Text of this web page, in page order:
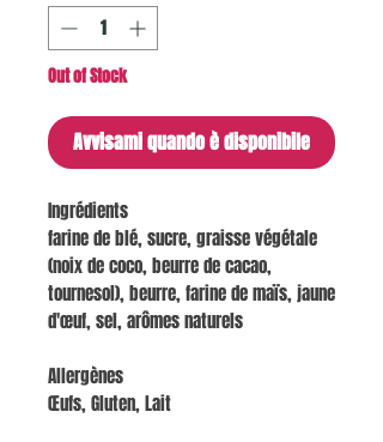
Out of Stock
Avvisami quando è disponibile
Ingrédients
farine de blé, sucre, graisse végétale
(noix de coco, beurre de cacao,
tournesol), beurre, farine de maïs, jaune
d'œuf, sel, arômes naturels
Allergènes
Œufs, Gluten, Lait